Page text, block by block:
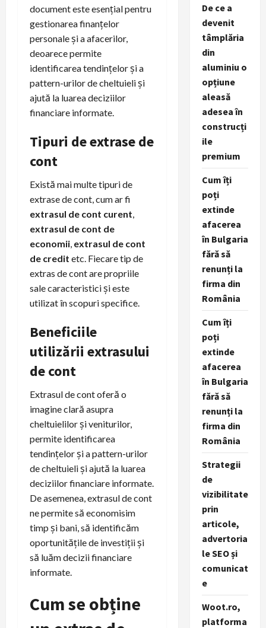
document este esențial pentru
gestionarea finanțelor
personale și a afacerilor,
deoarece permite
identificarea tendințelor și a
pattern-urilor de cheltuieli și
ajută la luarea deciziilor
financiare informate.
Tipuri de extrase de
cont
Există mai multe tipuri de
extrase de cont, cum ar fi
extrasul de cont curent
extrasul de cont de
economii extrasul de cont
de credit etc. Fiecare tip de
extras de cont are propriile
sale caracteristici și este
utilizat în scopuri specifice.
Beneficiile
utilizării extrasului
de cont
Extrasul de cont oferă o
imagine clară asupra
cheltuielilor și veniturilor,
permite identificarea
tendințelor și a pattern-urilor
de cheltuieli și ajută la luarea
deciziilor financiare informate.
De asemenea, extrasul de cont
ne permite să economisim
timp și bani, să identificăm
oportunitățile de investiții și
să luăm decizii financiare
informate.
Cum se obține
De ce a
devenit
tâmplăria
din
aluminiu o
opțiune
aleasă
adesea în
construcți
ile
premium
Cum îți
poți
extinde
afacerea
în Bulgaria
fără să
renunți la
firma din
România
Cum îți
poți
extinde
afacerea
în Bulgaria
fără să
renunți la
firma din
România
Strategii
de
vizibilitate
prin
articole,
advertoria
le SEO și
comunicat
e
Woot.ro,
platforma